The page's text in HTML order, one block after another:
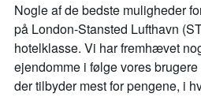
Nogle af de bedste muligheder
på London-Stansted Lufthavn
hotelklasse. Vi har fremhævet
ejendomme i følge vores
der tilbyder mest for pengene, i